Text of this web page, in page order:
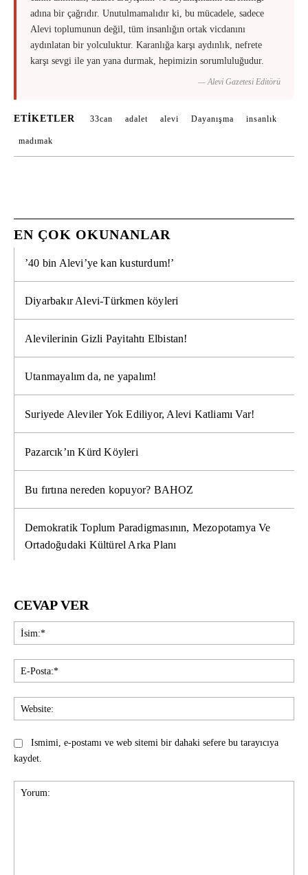
adına bir çağrıdır. Unutulmamalıdır ki, bu mücadele, sadece
Alevi toplumunun değil, tüm insanlığın ortak vicdanını
aydınlatan bir yolculuktur. Karanlığa karşı aydınlık, nefrete
karşı sevgi ile yan yana durmak, hepimizin sorumluluğudur.
— Alevi Gazetesi Editörü
ETIKETLER 33can adalet alevi Dayanışma insanlık
madımak
EN ÇOK OKUNANLAR
’40 bin Alevi’ye kan kusturdum!’
Diyarbakır Alevi-Türkmen köyleri
Alevilerinin Gizli Payitahtı Elbistan!
Utanmayalım da, ne yapalım!
Suriyede Aleviler Yok Ediliyor, Alevi Katliamı Var!
Pazarcık’ın Kürd Köyleri
Bu fırtına nereden kopuyor? BAHOZ
Demokratik Toplum Paradigmasının, Mezopotamya Ve
Ortadoğudaki Kültürel Arka Planı
CEVAP VER
Ismimi, e-postamı ve web sitemi bir dahaki sefere bu tarayıcıya
kaydet.